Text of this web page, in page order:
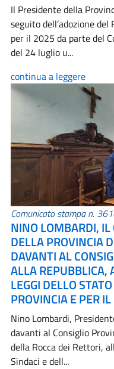
Il Presidente della
seguito dell’adozione
per il 2025 da parte del
del 24 luglio u...
continua a leggere
Comunicato stampa n.
NINO LOMBARDI,
DELLA PROVINCIA
DAVANTI AL
ALLA REPUBBLICA,
LEGGI DELLO
PROVINCIA E PER
Nino Lombardi,
davanti al Consiglio
della Rocca dei Rettori,
Sindaci e dell...